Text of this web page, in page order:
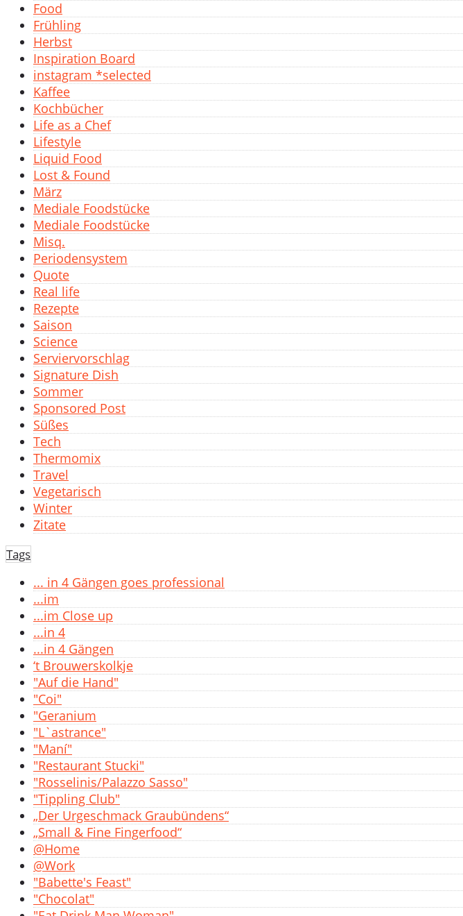
Food
Frühling
Herbst
Inspiration Board
instagram *selected
Kaffee
Kochbücher
Life as a Chef
Lifestyle
Liquid Food
Lost & Found
März
Mediale Foodstücke
Mediale Foodstücke
Misq.
Periodensystem
Quote
Real life
Rezepte
Saison
Science
Serviervorschlag
Signature Dish
Sommer
Sponsored Post
Süßes
Tech
Thermomix
Travel
Vegetarisch
Winter
Zitate
Tags
... in 4 Gängen goes professional
...im
...im Close up
...in 4
...in 4 Gängen
‘t Brouwerskolkje
"Auf die Hand"
"Coi"
"Geranium
"L`astrance"
"Maní"
"Restaurant Stucki"
"Rosselinis/Palazzo Sasso"
"Tippling Club"
„Der Urgeschmack Graubündens“
„Small & Fine Fingerfood“
@Home
@Work
"Babette's Feast"
"Chocolat"